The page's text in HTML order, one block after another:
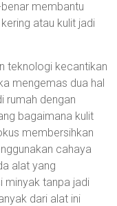
membantu
atau kulit jadi
teknologi kecantikan
mengemas dua hal
rumah dengan
bagaimana kulit
membersihkan
cahaya
alat yang
minyak tanpa jadi
dari alat ini